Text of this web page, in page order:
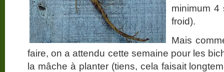
minimum 4
froid).
Mais
faire, on a attendu cette semaine pour les
la mâche à planter (tiens, cela faisait